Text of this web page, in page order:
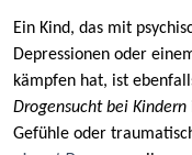
Ein Kind, das mit
Depressionen oder
kämpfen hat, ist
Drogensucht bei Kindern
Gefühle oder